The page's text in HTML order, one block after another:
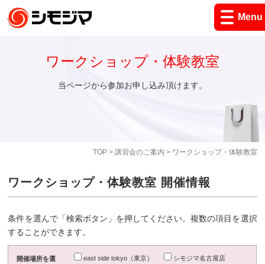
Menu
TOP> 講習会のご案内 > ワークショップ・体験教室
ワークショップ・体験教室
当ページから参加お申し込み頂けます。
ワークショップ・体験教室 開催情報
条件を選んで「検索ボタン」を押してください。複数の項目を選択
することができます。
開催場所を選
east side tokyo（東京）
シモジマ名古屋店